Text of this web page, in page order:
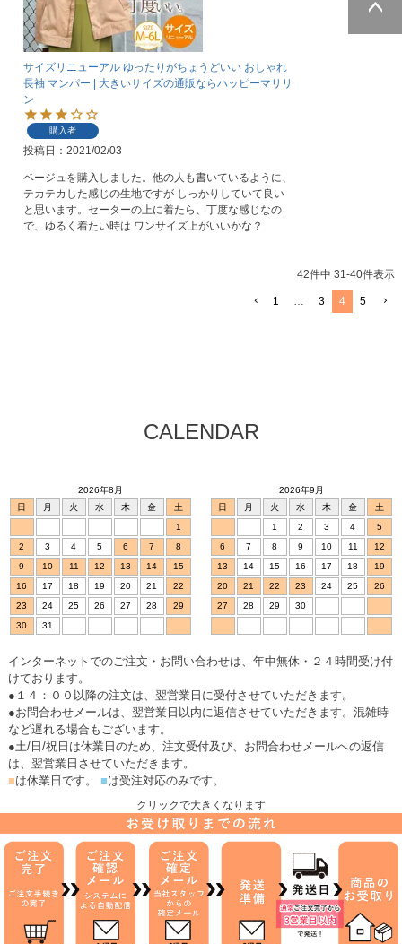
サイズリニューアル ゆったりがちょうどいい おしゃれ
長袖 マンパー | 大きいサイズの通販ならハッピーマリリ
ン
購入者
投稿日 2021/02/03
ベージュを購入しました。他の人も書いているように、
テカテカした感じの生地ですが しっかりしていて良い
と思います。セーターの上に着たら、丁度な感じなの
で、ゆるく着たい時は ワンサイズ上がいいかな？
42件中 31-40件表示
1 … 3 4 5
ページトッ
CALENDAR
2026年8月
日
月 火 水 木 金
土
1
2
3 4 5 6 7
8
9
10 11 12 13 14
15
16
17 18 19 20 21
22
23
24 25 26 27 28
29
30
31
2026年9月
日
月 火 水 木 金
土
1
2 3 4
5
6
7 8 9 10 11
12
13
14 15 16 17 18
19
20
21 22 23 24 25
26
27
28 29 30
インターネットでのご注文・お問い合わせは、年中無休・２４時間受け付
けております。
●１４：００以降の注文は、翌営業日に受付させていただきます。
●お問合わせメールは、翌営業日以内に返信させていただきます。混雑時
など遅れる場合もございます。
●土/日/祝日は休業日のため、注文受付及び、お問合わせメールへの返信
は、翌営業日させていただきます。
■は休業日です。 ■は受注対応のみです。
クリックで大きくなります